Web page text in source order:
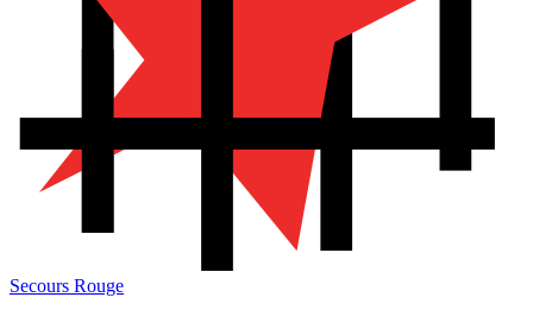
Secours Rouge